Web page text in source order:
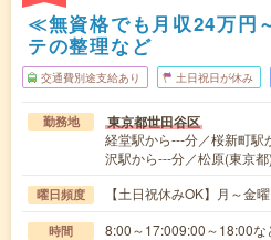
≪無資格でも月収24万円
テの整理など
交通費別途支給あり 土日祝日が休み
勤務地 東京都世田谷区
経堂駅から---分／桜新町駅
沢駅から---分／松原(東京
曜日頻度 【土日祝休みOK】月～金
時間
8:00～17:009:00～18:00